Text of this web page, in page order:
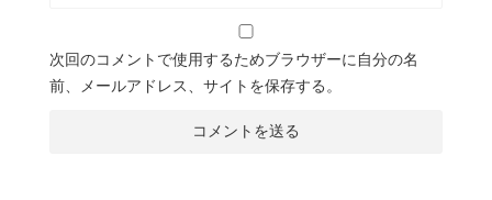
次回のコメントで使用するためブラウザーに自分の名
前、メールアドレス、サイトを保存する。